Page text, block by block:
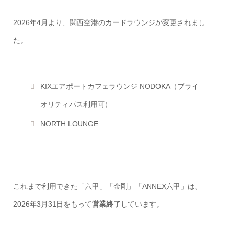
2026年4月より、関西空港のカードラウンジが変更されまし
た。
KIXエアポートカフェラウンジ NODOKA（プライ
オリティパス利用可）
NORTH LOUNGE
これまで利用できた「六甲」「金剛」「ANNEX六甲」は、
2026年3月31日をもって営業終了 しています。